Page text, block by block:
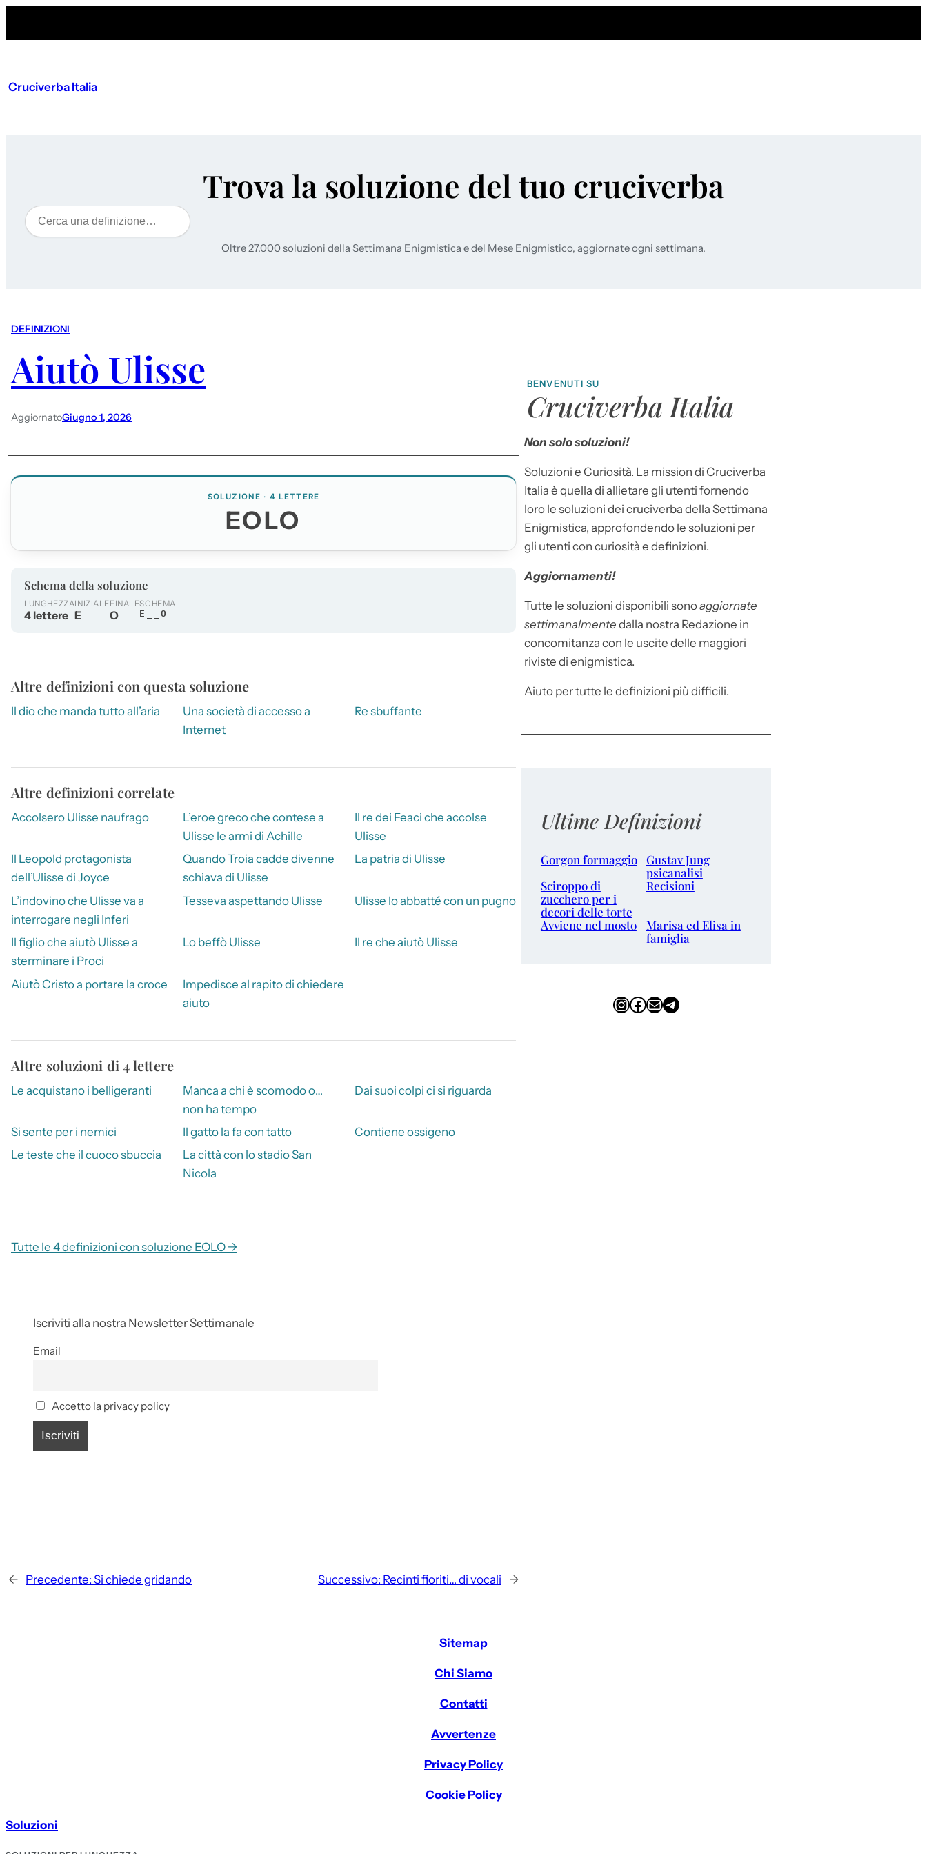
Cruciverba Italia
Trova la soluzione del tuo cruciverba
Cerca
Oltre 27.000 soluzioni della Settimana Enigmistica e del Mese Enigmistico, aggiornate ogni settimana.
DEFINIZIONI
Aiutò Ulisse
AggiornatoGiugno 1, 2026
SOLUZIONE · 4 LETTERE
EOLO
Schema della soluzione
LUNGHEZZA
4 lettere
INIZIALE
E
FINALE
O
SCHEMA
E__O
Altre definizioni con questa soluzione
Il dio che manda tutto all’aria
Una società di accesso a
Internet
Re sbuffante
Altre definizioni correlate
Accolsero Ulisse naufrago
L’eroe greco che contese a
Ulisse le armi di Achille
Il re dei Feaci che accolse
Ulisse
Il Leopold protagonista
dell’Ulisse di Joyce
Quando Troia cadde divenne
schiava di Ulisse
La patria di Ulisse
L’indovino che Ulisse va a
interrogare negli Inferi
Tesseva aspettando Ulisse Ulisse lo abbatté con un pugno
Il figlio che aiutò Ulisse a
sterminare i Proci
Lo beffò Ulisse Il re che aiutò Ulisse
Aiutò Cristo a portare la croce
Impedisce al rapito di chiedere
aiuto
Altre soluzioni di 4 lettere
Le acquistano i belligeranti
Manca a chi è scomodo o…
non ha tempo
Dai suoi colpi ci si riguarda
Si sente per i nemici Il gatto la fa con tatto
Contiene ossigeno
Le teste che il cuoco sbuccia
La città con lo stadio San
Nicola
Tutte le 4 definizioni con soluzione EOLO →
Iscriviti alla nostra Newsletter Settimanale
Email
Accetto la privacy policy
← Precedente: Si chiede gridando Successivo: Recinti fioriti… di vocali →
BENVENUTI SU
Cruciverba Italia
Non solo soluzioni!
Soluzioni e Curiosità. La mission di Cruciverba
Italia è quella di allietare gli utenti fornendo
loro le soluzioni dei cruciverba della Settimana
Enigmistica, approfondendo le soluzioni per
gli utenti con curiosità e definizioni.
Aggiornamenti!
Tutte le soluzioni disponibili sonoaggiornate
settimanalmente dalla nostra Redazione in
concomitanza con le uscite delle maggiori
riviste di enigmistica.
Aiuto per tutte le definizioni più difficili.
Ultime Definizioni
Gorgon formaggio Gustav Jung
psicanalisi
Sciroppo di
zucchero per i
decori delle torte
Recisioni
Avviene nel mosto
Marisa ed Elisa in
famiglia
InstagramFacebook Email Telegram
Sitemap
Chi Siamo
Contatti
Avvertenze
Privacy Policy
Cookie Policy
Soluzioni